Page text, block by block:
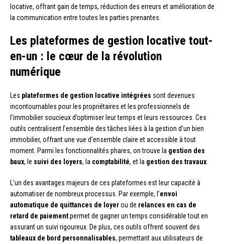
locative, offrant gain de temps, réduction des erreurs et amélioration de
la communication entre toutes les parties prenantes.
Les plateformes de gestion locative tout-
en-un : le cœur de la révolution
numérique
Les plateformes de gestion locative intégrées sont devenues
incontournables pour les propriétaires et les professionnels de
l’immobilier soucieux d’optimiser leur temps et leurs ressources. Ces
outils centralisent l’ensemble des tâches liées à la gestion d’un bien
immobilier, offrant une vue d’ensemble claire et accessible à tout
moment. Parmi les fonctionnalités phares, on trouve la gestion des
baux, le suivi des loyers, la comptabilité, et la gestion des travaux
L’un des avantages majeurs de ces plateformes est leur capacité à
automatiser de nombreux processus. Par exemple, l’envoi
automatique de quittances de loyerou de relances en cas de
retard de paiementpermet de gagner un temps considérable tout en
assurant un suivi rigoureux. De plus, ces outils offrent souvent des
tableaux de bord personnalisables, permettant aux utilisateurs de